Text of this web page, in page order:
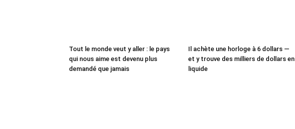
Tout le monde veut y aller : le pays
qui nous aime est devenu plus
demandé que jamais
Il achète une horloge à 6 dollars —
et y trouve des milliers de dollars en
liquide